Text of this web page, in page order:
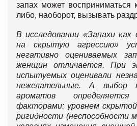
запах может восприниматься
либо, наоборот, вызывать
В исследовании «Запахи
на скрытую агрессию»
негативно оцениваемых
женщин отличается. При
испытуемых оценивали
нежелательные. А выбор
ароматов
факторами: уровнем скрытой
ригидности (неспособности